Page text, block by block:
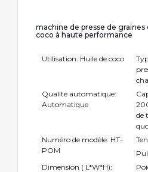
machine de presse de graines
coco à haute performance
Utilisation: Huile de coco
Qualité automatique:
Automatique
de
Numéro de modèle: HT-
POM
Dimension ( L*W*H):